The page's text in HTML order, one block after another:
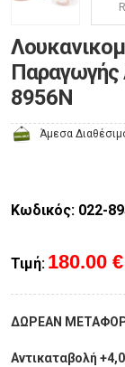
Παραγωγής
8956N
Άμεσα
Κωδικός: 022-
Τιμή: 180.00 €
ΔΩΡΕΑΝ
Αντικαταβολή